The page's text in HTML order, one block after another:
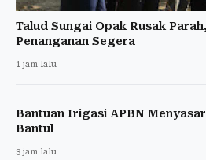
Talud Sungai Opak Rusak
Penanganan Segera
1 jam lalu
Bantuan Irigasi APBN
Bantul
3 jam lalu